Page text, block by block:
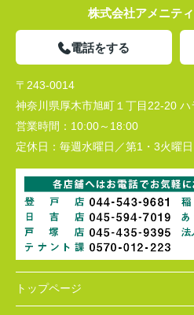
株式会社アメニテ
電話をする
〒243-0014
神奈川県厚木市旭町１丁目22-20
営業時間： 10:00～18:00
定休日： 毎週水曜日／第1・3火曜日
トップページ